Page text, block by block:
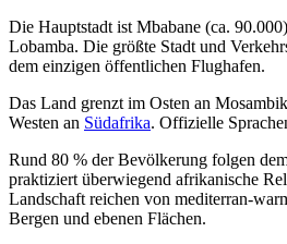
Die Hauptstadt ist Mbabane (ca.
Lobamba. Die größte Stadt und
dem einzigen öffentlichen Flughafen.
Das Land grenzt im Osten an
Westen an Südafrika. Offizielle
Rund 80 % der Bevölkerung folgen
praktiziert überwiegend afrikanische
Landschaft reichen von mediterran-
Bergen und ebenen Flächen.